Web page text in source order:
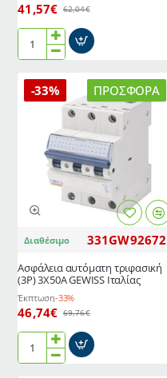
41,57€ 62,04€
Ρελέ
θερμοσυσσωρευτών
(NO+NC)
GEWISS
Ιταλίας
ΠΡΟΣΦΟΡΆ
-33%
Διαθέσιμο 331GW92672
Ασφάλεια αυτόματη τριφασική
(3P) 3Χ50Α GEWISS Ιταλίας
Έκπτωση-33%
46,74€ 69,76€
Ασφάλεια